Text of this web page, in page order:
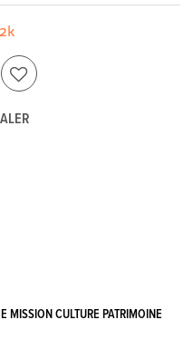
2k
MISSION CULTURE PATRIMOINE